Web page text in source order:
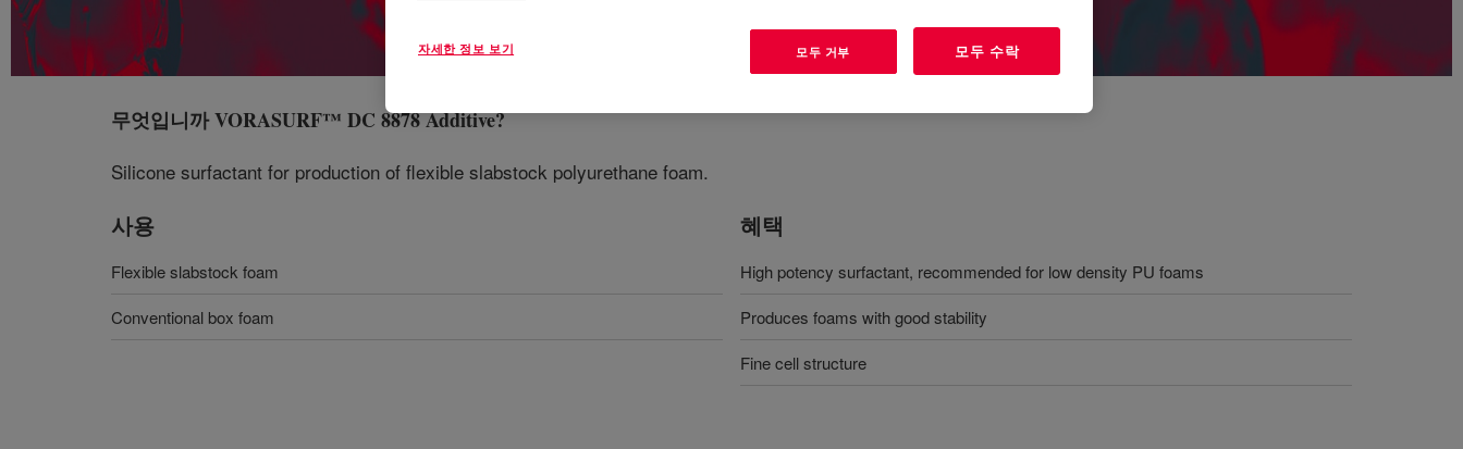
무엇입니까VORASURF™ DC 8878 Additive?
Silicone surfactant for production of flexible slabstock polyurethane foam.
사용
Flexible slabstock foam
Conventional box foam
혜택
High potency surfactant, recommended for low density PU foams
Produces foams with good stability
Fine cell structure
자세한 정보 보기 모두 거부 모두 수락